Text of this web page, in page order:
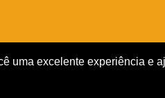
uma excelente experiência e